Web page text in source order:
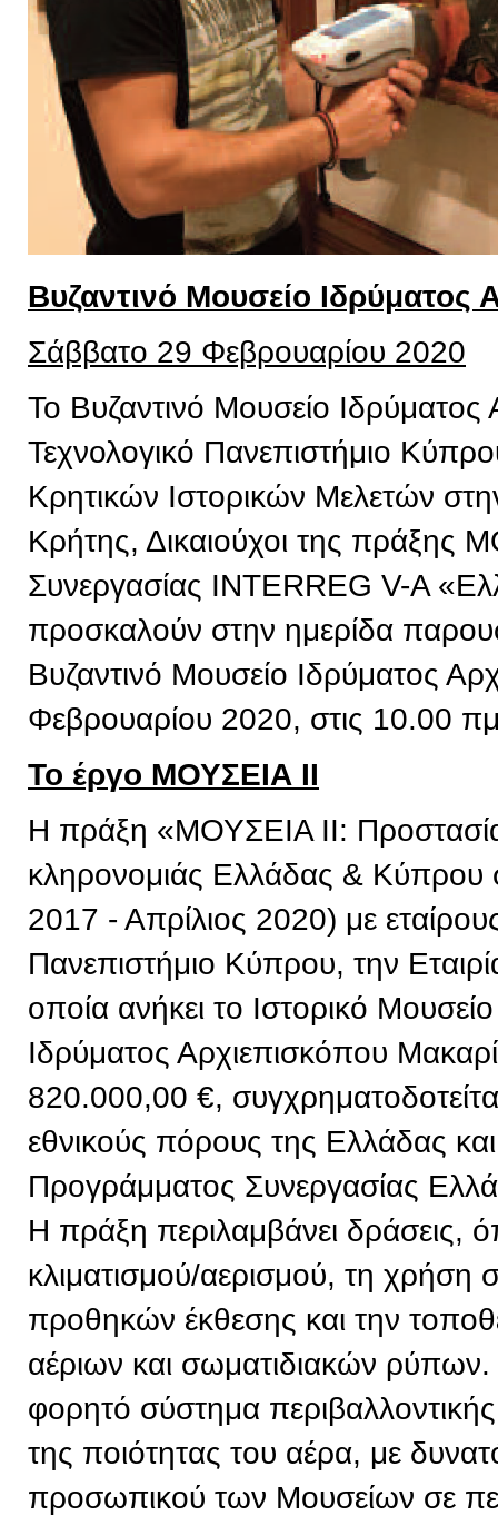
Βυζαντινό Μουσείο Ιδρύματος
Σάββατο 29 Φεβρουαρίου 2020
Το Βυζαντινό Μουσείο
Τεχνολογικό Πανεπιστήμιο
Κρητικών Ιστορικών Μελετών
Κρήτης, Δικαιούχοι της πράξης
Συνεργασίας INTERREG V-A
προσκαλούν στην ημερίδα
Βυζαντινό Μουσείο Ιδρύματος
Φεβρουαρίου 2020, στις 10.00
Το έργο ΜΟΥΣΕΙΑ ΙΙ
Η πράξη «ΜΟΥΣΕΙΑ ΙΙ: Προστασία
κληρονομιάς Ελλάδας & Κύπρου
2017 - Απρίλιος 2020) με
Πανεπιστήμιο Κύπρου, την
οποία ανήκει το Ιστορικό
Ιδρύματος Αρχιεπισκόπου
820.000,00 €,
εθνικούς πόρους της Ελλάδας
Προγράμματος Συνεργασίας
Η πράξη περιλαμβάνει δράσεις,
κλιματισμού/αερισμού, τη χρήση
προθηκών έκθεσης και την
αέριων και σωματιδιακών
φορητό σύστημα
της ποιότητας του αέρα, με
προσωπικού των Μουσείων σε